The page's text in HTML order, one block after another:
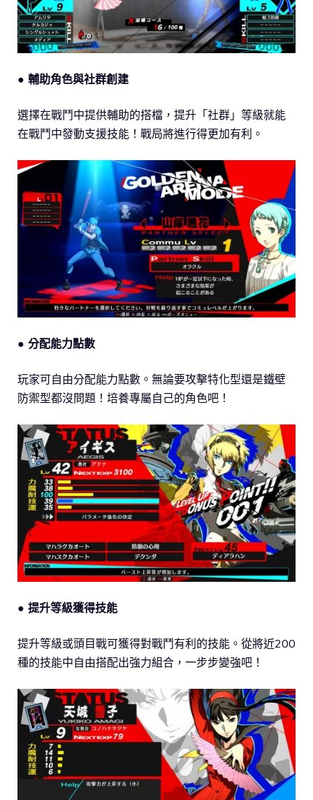
● 輔助角色與社群創建
選擇在戰鬥中提供輔助的搭檔，提升「社群」等級就能
在戰鬥中發動支援技能！戰局將進行得更加有利。
● 分配能力點數
玩家可自由分配能力點數。無論要攻擊特化型還是鐵壁
防禦型都沒問題！培養專屬自己的角色吧！
● 提升等級獲得技能
提升等級或頭目戰可獲得對戰鬥有利的技能。從將近200
種的技能中自由搭配出強力組合，一步步變強吧！